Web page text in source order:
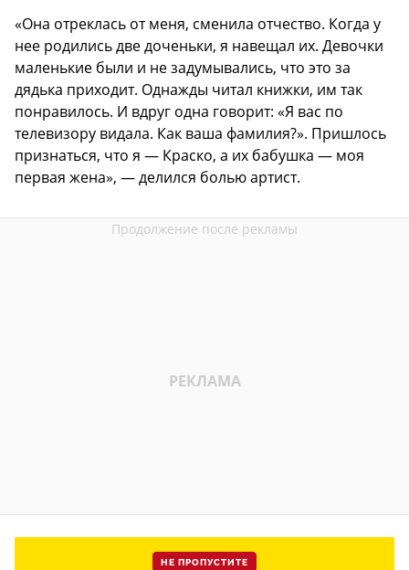
«Она отреклась от меня, сменила отчество. Когда у
нее родились две доченьки, я навещал их. Девочки
маленькие были и не задумывались, что это за
дядька приходит. Однажды читал книжки, им так
понравилось. И вдруг одна говорит: «Я вас по
телевизору видала. Как ваша фамилия?». Пришлось
признаться, что я — Краско, а их бабушка — моя
первая жена», — делился болью артист.
НЕ ПРОПУСТИТЕ